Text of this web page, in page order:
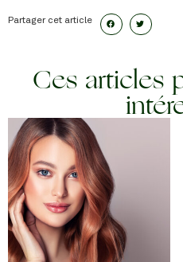
Partager cet article
Ces articles